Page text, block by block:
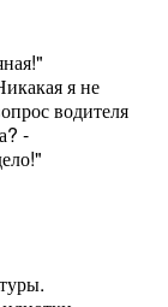
пьяная!"
я не
водителя
-